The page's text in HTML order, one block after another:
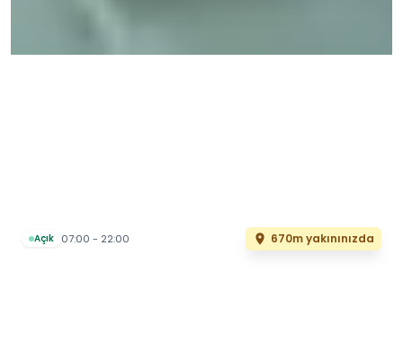
Açık 07:00 - 22:00 670m yakınınızda